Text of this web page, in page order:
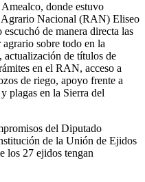
donde estuvo
Agrario Nacional (RAN) Eliseo
de manera directa las
sobre todo en la
actualización de títulos de
en el RAN, acceso a
de riego, apoyo frente a
plagas en la Sierra del
del Diputado
de la Unión de Ejidos
los 27 ejidos tengan